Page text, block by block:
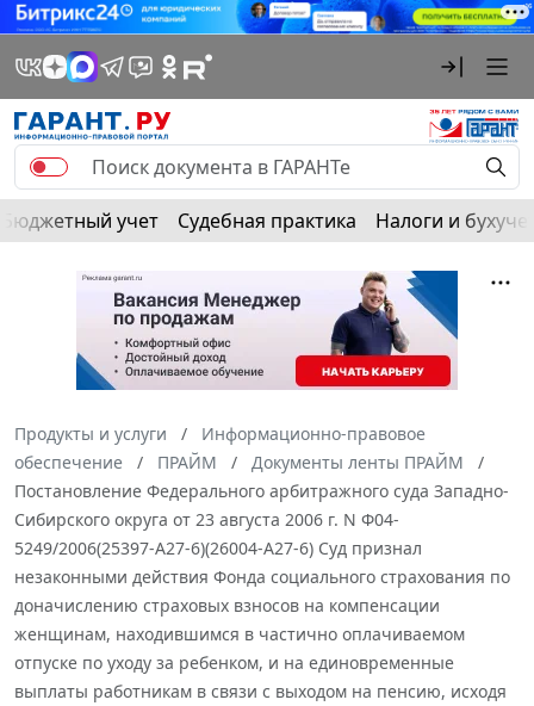
Бюджетный учет Судебная практика Налоги и
Продукты и услуги
Информационно-правовое
обеспечение
ПРАЙМ
Документы ленты ПРАЙМ
Постановление Федерального арбитражного суда Западно-
Сибирского округа от 23 августа 2006 г. N Ф04-
5249/2006(25397-А27-6)(26004-А27-6) Суд признал
незаконными действия Фонда социального страхования по
доначислению страховых взносов на компенсации
женщинам, находившимся в частично оплачиваемом
отпуске по уходу за ребенком, и на единовременные
выплаты работникам в связи с выходом на пенсию, исходя